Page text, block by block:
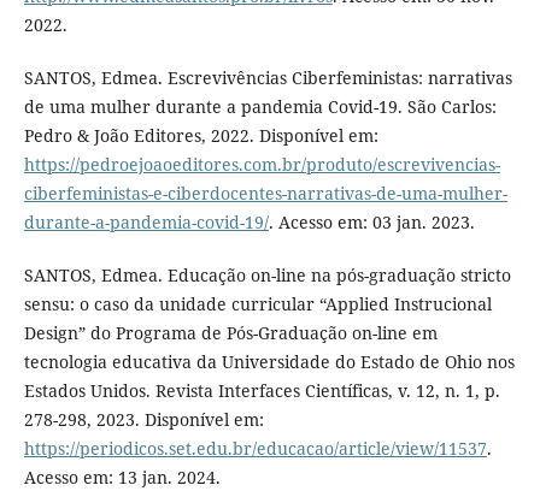
2022.
SANTOS, Edmea. Escrevivências Ciberfeministas: narrativas
de uma mulher durante a pandemia Covid-19. São Carlos:
Pedro & João Editores, 2022. Disponível em:
https://pedroejoaoeditores.com.br/produto/escrevivencias-
ciberfeministas-e-ciberdocentes-narrativas-de-uma-mulher-
durante-a-pandemia-covid-19/. Acesso em: 03 jan. 2023.
SANTOS, Edmea. Educação on-line na pós-graduação stricto
sensu: o caso da unidade curricular “Applied Instrucional
Design” do Programa de Pós-Graduação on-line em
tecnologia educativa da Universidade do Estado de Ohio nos
Estados Unidos. Revista Interfaces Científicas, v. 12, n. 1, p.
278-298, 2023. Disponível em:
https://periodicos.set.edu.br/educacao/article/view/11537.
Acesso em: 13 jan. 2024.